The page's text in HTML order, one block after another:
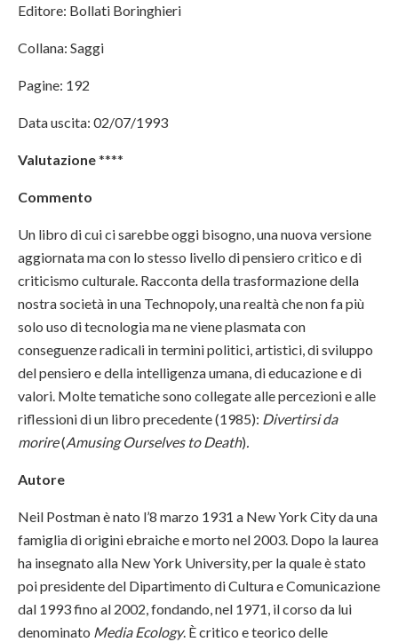
Editore: Bollati Boringhieri
Collana: Saggi
Pagine: 192
Data uscita: 02/07/1993
Valutazione****
Commento
Un libro di cui ci sarebbe oggi bisogno, una nuova versione
aggiornata ma con lo stesso livello di pensiero critico e di
criticismo culturale. Racconta della trasformazione della
nostra società in una Technopoly, una realtà che non fa più
solo uso di tecnologia ma ne viene plasmata con
conseguenze radicali in termini politici, artistici, di sviluppo
del pensiero e della intelligenza umana, di educazione e di
valori. Molte tematiche sono collegate alle percezioni e alle
riflessioni di un libro precedente (1985): Divertirsi da
morire(Amusing Ourselves to Death).
Autore
Neil Postman è nato l’8 marzo 1931 a New York City da una
famiglia di origini ebraiche e morto nel 2003. Dopo la laurea
ha insegnato alla New York University, per la quale è stato
poi presidente del Dipartimento di Cultura e Comunicazione
dal 1993 fino al 2002, fondando, nel 1971, il corso da lui
denominato Media Ecology. È critico e teorico delle